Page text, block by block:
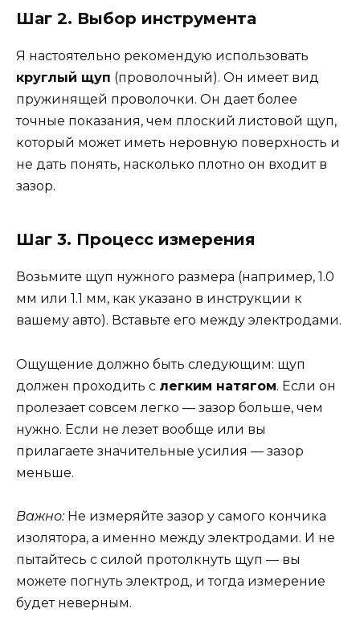
Шаг 2. Выбор инструмента
Я настоятельно рекомендую использовать
круглый щуп (проволочный). Он имеет вид
пружинящей проволочки. Он дает более
точные показания, чем плоский листовой щуп,
который может иметь неровную поверхность и
не дать понять, насколько плотно он входит в
зазор.
Шаг 3. Процесс измерения
Возьмите щуп нужного размера (например, 1.0
мм или 1.1 мм, как указано в инструкции к
вашему авто). Вставьте его между электродами.
Ощущение должно быть следующим: щуп
должен проходить с легким натягом. Если он
пролезает совсем легко — зазор больше, чем
нужно. Если не лезет вообще или вы
прилагаете значительные усилия — зазор
меньше.
Важно:Не измеряйте зазор у самого кончика
изолятора, а именно между электродами. И не
пытайтесь с силой протолкнуть щуп — вы
можете погнуть электрод, и тогда измерение
будет неверным.